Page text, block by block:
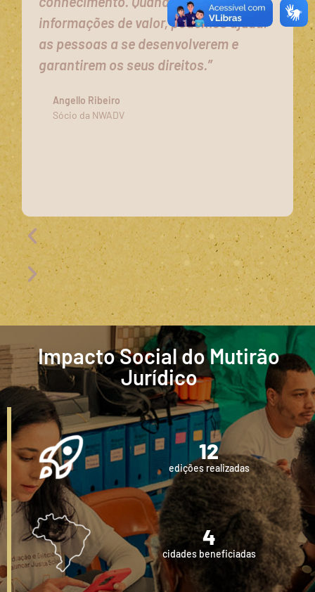
informações de valor, podemos ajudar
as pessoas a se desenvolverem e
garantirem os seus direitos.”
Angello Ribeiro
Sócio da NWADV
Impacto Social do Mutirão
Jurídico
edições realizadas
12
cidades beneficiadas
4